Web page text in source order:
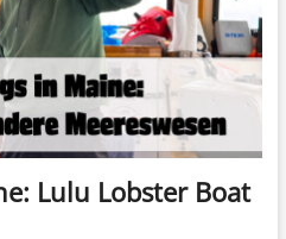
Lulu Lobster Boat